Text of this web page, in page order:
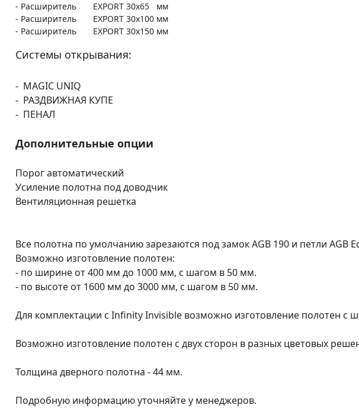
- Расширитель EXPORT 30х65 мм
- Расширитель EXPORT 30х100 мм
- Расширитель EXPORT 30х150 мм
Системы открывания:
- MAGIC UNIQ
- РАЗДВИЖНАЯ КУПЕ
- ПЕНАЛ
Дополнительные опции
Порог автоматический
Усиление полотна под доводчик
Вентиляционная решетка
Все полотна по умолчанию зарезаются под замок AGB 190 и петли AGB
Возможно изготовление полотен:
- по ширине от 400 мм до 1000 мм, с шагом в 50 мм.
- по высоте от 1600 мм до 3000 мм, с шагом в 50 мм.
Для комплектации с Infinity Invisible возможно изготовление полотен с
Возможно изготовление полотен с двух сторон в разных цветовых
Толщина дверного полотна - 44 мм.
Подробную информацию уточняйте у менеджеров.